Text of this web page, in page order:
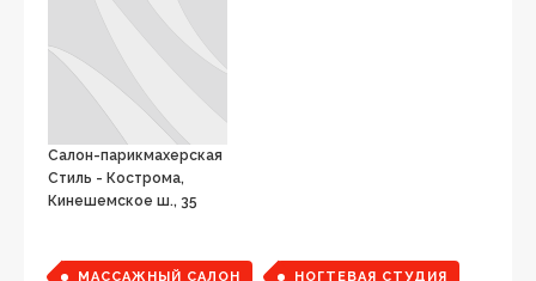
Салон-парикмахерская
Стиль - Кострома,
Кинешемское ш., 35
МАССАЖНЫЙ САЛОН НОГТЕВАЯ СТУДИЯ